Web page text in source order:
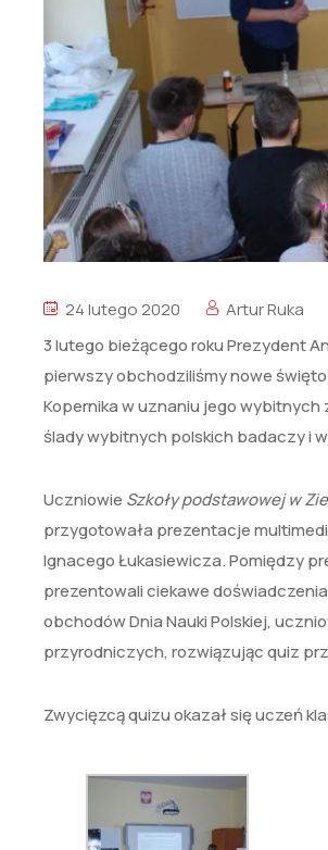
24 lutego 2020
Artur Ruka
3 lutego bieżącego roku Prezydent
pierwszy obchodziliśmy nowe
Kopernika w uznaniu jego wybitnych
ślady wybitnych polskich badaczy i
Uczniowie Szkoły podstawowej w
przygotowała prezentacje
Ignacego Łukasiewicza. Pomiędzy
prezentowali ciekawe
obchodów Dnia Nauki Polskiej,
przyrodniczych, rozwiązując quiz
Zwycięzcą quizu okazał się uczeń